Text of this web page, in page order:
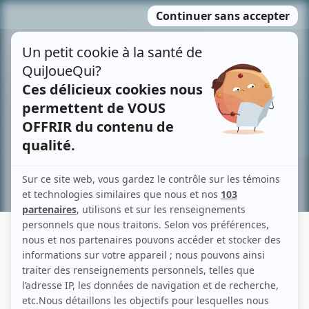
MENU
contenu
Recherche avancée »
SERGE COURTEMANCHE
Liens
Fiche de Serge Courtemanche sur Showbizz.net